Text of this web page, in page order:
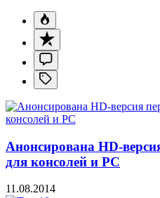
Анонсирована HD-
для консолей и PC
11.08.2014